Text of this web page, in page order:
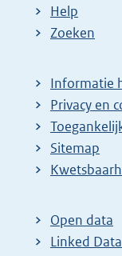
Help
Zoeken
Informatie
Privacy en
Sitemap
E
t
e
Open data
Linked